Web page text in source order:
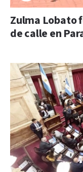
Zulma Lobato
de calle en